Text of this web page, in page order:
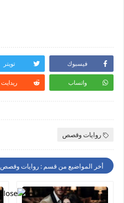
فيسبوك تويتر
واتساب ريدايت
روايات وقصص
أخر المواضيع من قسم : روايات وقصص